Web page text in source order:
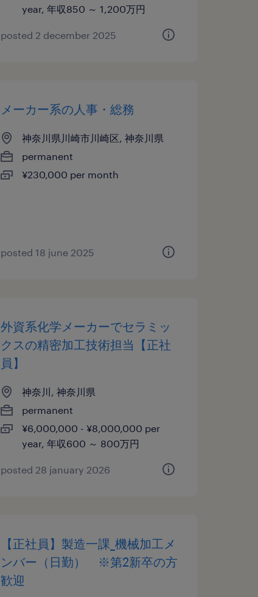
year, 年収850 ～ 1,200万円
posted 2 december 2025
メーカー系の人事・総務
神奈川県川崎市川崎区, 神奈川県
permanent
¥230,000 per month
posted 18 june 2025
外資系化学メーカーでセラミッ
クスの精密加工技術担当【正社
員】
神奈川, 神奈川県
permanent
¥6,000,000 - ¥8,000,000 per
year, 年収600 ～ 800万円
posted 28 january 2026
【正社員】製造一課_機械加工メ
ンバー（日勤） ※第2新卒の方
歓迎